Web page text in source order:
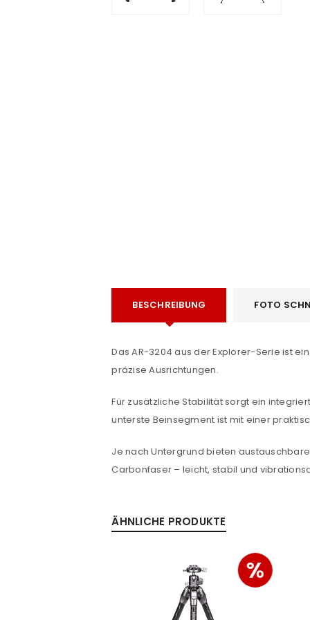
ANMELDEN
Benutzername oder E-Mail-
*
Anmeldeformular
ANMELDEN
PASSWORT VERGESSEN?
BESCHREIBUNG FOTO
Das AR-3204 aus der Explorer-Serie ist
präzise Ausrichtungen.
Für zusätzliche Stabilität sorgt ein
unterste Beinsegment ist mit einer
Je nach Untergrund bieten
Carbonfaser – leicht, stabil und
ÄHNLICHE PRODUKTE
%